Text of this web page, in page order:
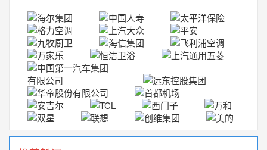
严正声明
2022-12-30
关于举办全国市场监管部门执法办案应知应会培训
2022-12-02
关于公开征求《ESG评价机构服务规范》团体标准
2022-11-19